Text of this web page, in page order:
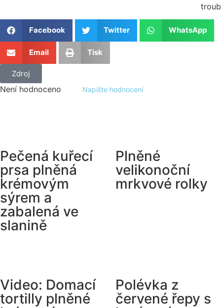
Facebook Twitter WhatsApp
Email Tisk
Zdroj
Není hodnoceno Napište hodnocení
Pečená kuřecí
prsa plněná
krémovým
sýrem a
zabalená ve
slanině
Plněné
velikonoční
mrkvové rolky
Video: Domací
tortilly plněné
Polévka z
červené řepy s